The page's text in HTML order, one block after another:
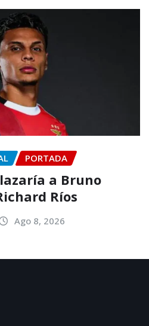
PORTADA
a Bruno
Ríos
Ago 8, 2026